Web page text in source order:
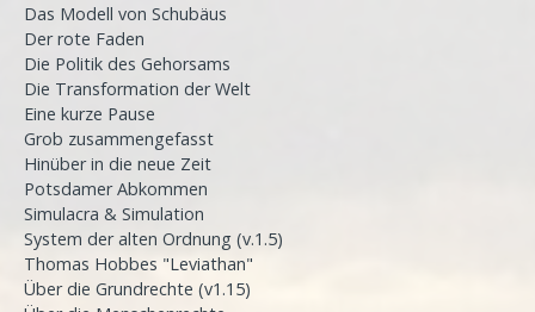
Das Modell von Schubäus
Der rote Faden
Die Politik des Gehorsams
Die Transformation der Welt
Eine kurze Pause
Grob zusammengefasst
Hinüber in die neue Zeit
Potsdamer Abkommen
Simulacra & Simulation
System der alten Ordnung (v.1.5)
Thomas Hobbes "Leviathan"
Über die Grundrechte (v1.15)